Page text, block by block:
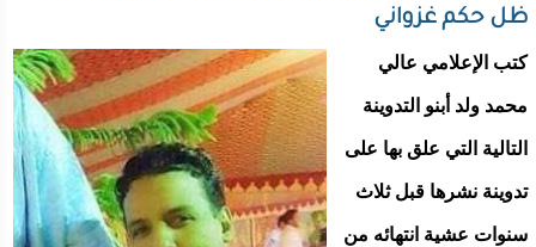
ظل حكم غزواني
كتب الإعلامي عالي
محمد ولد أبنو التدوينة
التالية التي علق بها على
تدوينة نشرها قبل ثلاث
سنوات عشية انتهائه من